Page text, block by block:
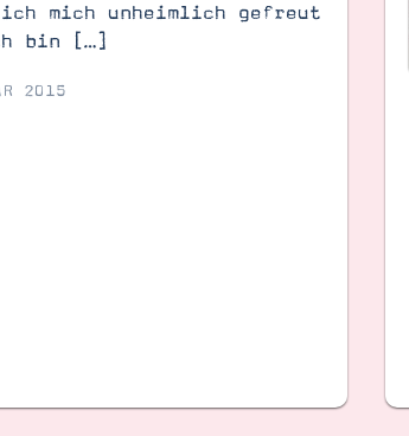
ich mich unheimlich gefreut
bin […]
2015